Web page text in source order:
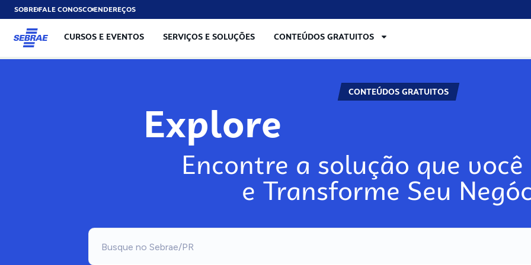
SOBREFALE CONOSCOENDEREÇOS
CURSOS E EVENTOS SERVIÇOS E SOLUÇÕES CONTEÚDOS GRATUITOS
CONTEÚDOS GRATUITOS
Explore
Encontre a solução que você
e Transforme Seu